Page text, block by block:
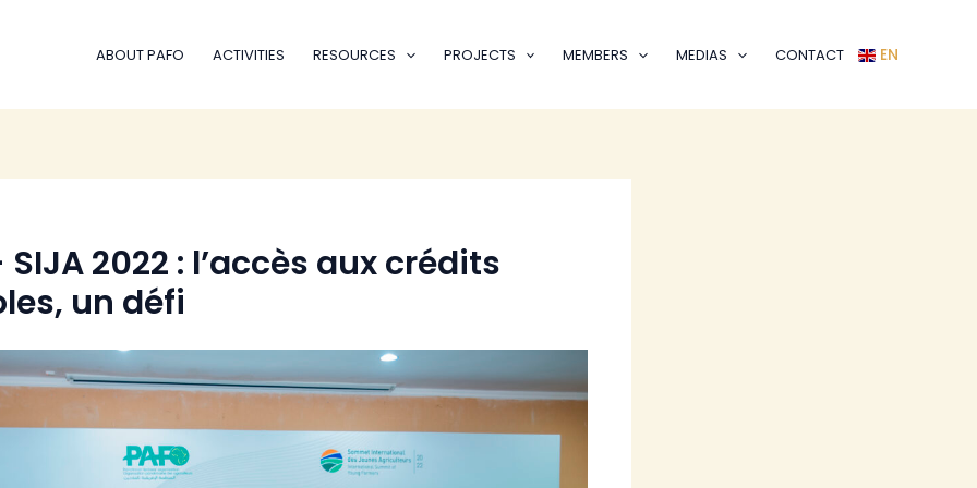
ABOUT PAFO ACTIVITIES RESOURCES PROJECTS MEMBERS MEDIAS CONTACT EN
SIJA 2022 : l’accès aux crédits
un défi